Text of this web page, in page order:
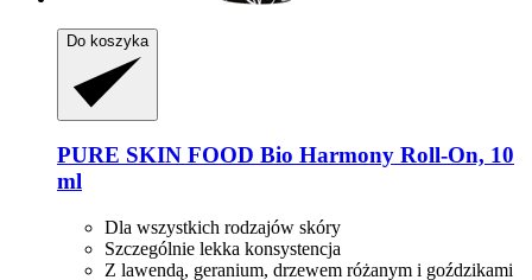
Do koszyka
PURE SKIN FOOD Bio Harmony Roll-​On, 10
ml
Dla wszystkich rodzajów skóry
Szczególnie lekka konsystencja
Z lawendą, geranium, drzewem różanym i goździkami